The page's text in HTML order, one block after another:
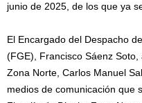
junio de 2025, de los que ya
El Encargado del Despacho
(FGE), Francisco Sáenz
Zona Norte, Carlos Manuel
medios de comunicación que